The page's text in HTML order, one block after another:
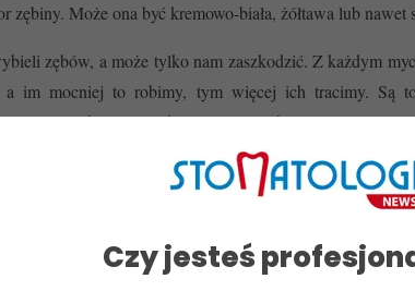
Czy jesteś
zębiny. Może ona być kremowo-biała, żółtawa lub nawet
zębów, a może tylko nam zaszkodzić. Z każdym
a im mocniej to robimy, tym więcej ich tracimy. Są
dwa razy dziennie, to z biegiem lat może
pożółkłe lub szarawe, do tego nadwrażliwe i
nazywamy abrazją, która może mieć wiele
zbyt mocnym myciem zębów, nieodpowiednim